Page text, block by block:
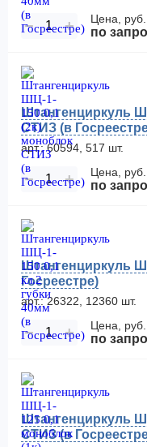
− + Цена,
по
Штангенциркуль
СТИЗ (в
арт.: 60594, 517 шт.
− + Цена,
по
Штангенциркуль
Госреестре)
арт.: 26322, 12360 шт.
− + Цена,
по
Штангенциркуль
СТИЗ (в